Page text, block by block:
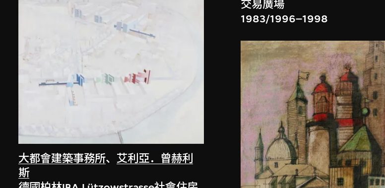
大都會建築事務所、艾利亞．曾赫利
斯
交易廣場
1983/1996–1998